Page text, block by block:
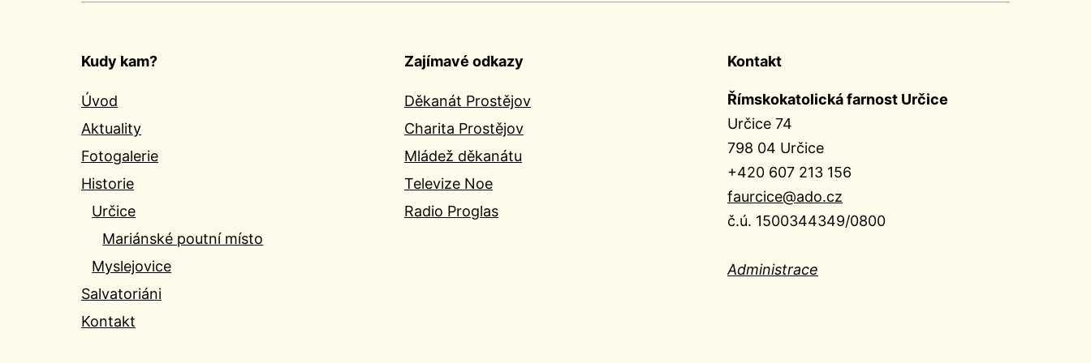
Kudy kam?
Úvod
Aktuality
Fotogalerie
Historie
Určice
Mariánské poutní místo
Myslejovice
Salvatoriáni
Kontakt
Zajímavé odkazy
Děkanát Prostějov
Charita Prostějov
Mládež děkanátu
Televize Noe
Radio Proglas
Kontakt
Římskokatolická farnost Určice
Určice 74
798 04 Určice
+420 607 213 156
faurcice@ado.cz
č.ú. 1500344349/0800
Administrace